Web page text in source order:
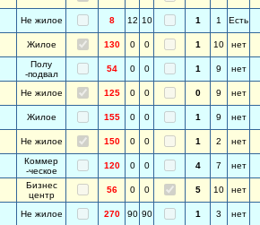
Не жилое 8 12 10 1 1 Есть
Жилое 130 0 0 1 10 нет
Полу
-подвал
54 0 0 1 9 нет
Не жилое 125 0 0 0 9 нет
Жилое 155 0 0 1 9 нет
Не жилое 150 0 0 1 2 нет
Коммер
-ческое
120 0 0 4 7 нет
Бизнес
центр
56 0 0 5 10 нет
Не жилое 270 90 90 1 3 нет